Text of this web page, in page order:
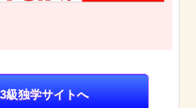
級独学サイトへ